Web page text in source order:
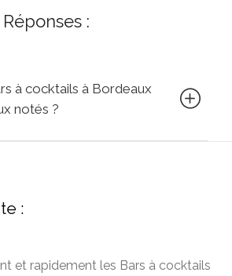
:
à cocktails à Bordeaux
notés ?
:
et rapidement les Bars à cocktails